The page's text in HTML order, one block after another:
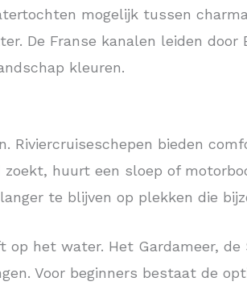
mogelijk tussen
De Franse kanalen leiden door
kleuren.
Riviercruiseschepen bieden
huurt een sloep of
te blijven op plekken die
het water. Het Gardameer, de
Voor beginners bestaat de